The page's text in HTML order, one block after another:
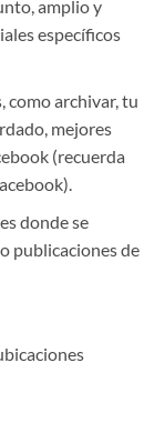
amplio y
específicos
como archivar, tu
mejores
(recuerda
donde se
publicaciones de